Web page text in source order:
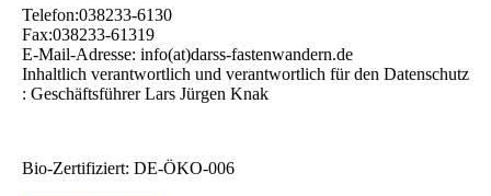
Telefon:038233-6130
Fax:038233-61319
E-Mail-Adresse: info(at)darss-fastenwandern.de
Inhaltlich verantwortlich und verantwortlich für den Datenschutz
: Geschäftsführer Lars Jürgen Knak
Bio-Zertifiziert: DE-ÖKO-006